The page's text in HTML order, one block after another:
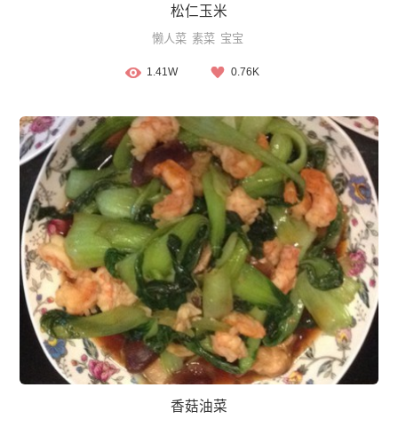
松仁玉米
懒人菜 素菜 宝宝
1.41W 0.76K
香菇油菜